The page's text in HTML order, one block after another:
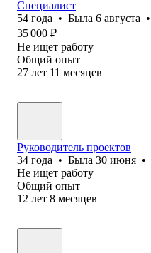
Специалист
54 года • Была 6 августа •
35 000 ₽
Не ищет работу
Общий опыт
27 лет 11 месяцев
Руководитель проектов
34 года • Была 30 июня •
Не ищет работу
Общий опыт
12 лет 8 месяцев